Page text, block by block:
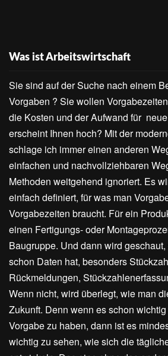
Was ist Arbeitswirtschaft
Sie sind auf der Suche nach einem
Vorgaben ? Sie wollen
die Kosten und der Aufwand für
erscheint Ihnen hoch? Mit der
schlage ich immer einen anderen
einfachen und nachvollziehbaren
Methoden weitgehend ignoriert. Es
einfach definiert, für was man
Vorgabezeiten braucht. Für ein
einen Fertigungs- oder
Baugruppe. Und dann wird
schon Daten hat, besonders
Rückmeldungen,
Wenn nicht, wird überlegt, wie man
Zukunft. Denn wenn es schon
Vorgabe zu haben, dann ist es
wichtig zu sehen, wie sich die